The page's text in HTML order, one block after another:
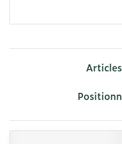
Articles
Trier par: